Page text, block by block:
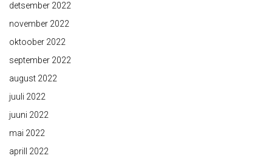
detsember 2022
november 2022
oktoober 2022
september 2022
august 2022
juuli 2022
juuni 2022
mai 2022
aprill 2022